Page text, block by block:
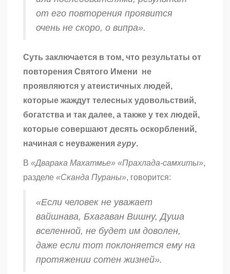
от его повторения проявится
очень не скоро, о випра».
Суть заключается в том, что результаты от
повторения Святого Имени не
проявляются у атеистичных людей,
которые жаждут телесных удовольствий,
богатства и так далее, а также у тех людей,
которые совершают десять оскорблений,
начиная с неуважения гуру.
В «Дварака Махатмье» «Прахлада-самхиты»,
разделе «Сканда Пураны», говорится:
«Если человек не уважает
вайшнава, Бхагаван Вишну, Душа
вселенной, не будет им доволен,
даже если тот поклоняется ему на
протяжении сотен жизней».